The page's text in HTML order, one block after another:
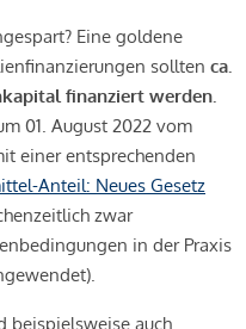
Eine goldene
sollten ca.
finanziert werden.
01. August 2022 vom
einer entsprechenden
Anteil: Neues Gesetz
zwar
in der Praxis
beispielsweise auch